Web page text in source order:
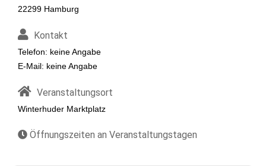
22299 Hamburg
Kontakt
Telefon: keine Angabe
E-Mail: keine Angabe
Veranstaltungsort
Winterhuder Marktplatz
Öffnungszeiten an Veranstaltungstagen